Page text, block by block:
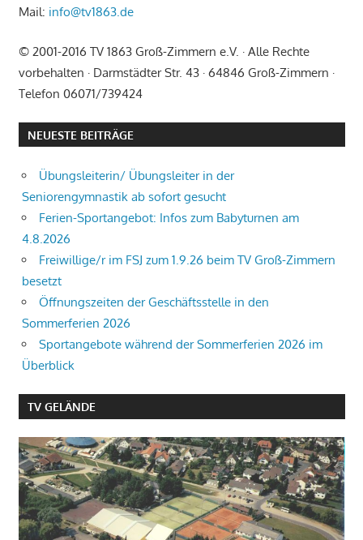
Mail: info@tv1863.de
© 2001-2016 TV 1863 Groß-Zimmern e.V. · Alle Rechte
vorbehalten · Darmstädter Str. 43 · 64846 Groß-Zimmern ·
Telefon 06071/739424
NEUESTE BEITRÄGE
Übungsleiterin/ Übungsleiter in der
Seniorengymnastik ab sofort gesucht
Ferien-Sportangebot: Infos zum Babyturnen am
4.8.2026
Freiwillige/r im FSJ zum 1.9.26 beim TV Groß-Zimmern
besetzt
Öffnungszeiten der Geschäftsstelle in den
Sommerferien 2026
Sportangebote während der Sommerferien 2026 im
Überblick
TV GELÄNDE